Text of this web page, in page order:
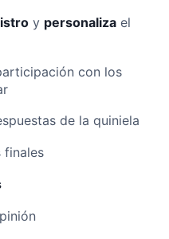
y personaliza el
con los
de la quiniela
finales